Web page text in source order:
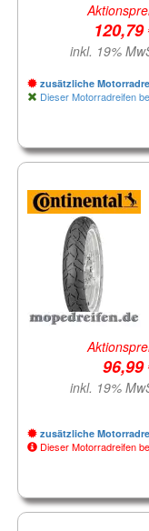
inkl. 19%
zusätzliche
Dieser Motorradreifen
inkl. 19%
zusätzliche
Dieser Motorradreifen